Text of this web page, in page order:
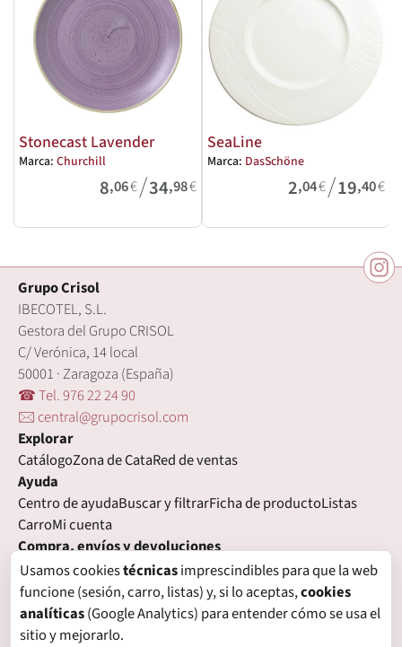
Stonecast Lavender
Marca: Churchill
8,06€/34,98€
SeaLine
Marca: DasSchöne
2,04€/19,40€
Grupo Crisol
IBECOTEL, S.L.
Gestora del Grupo CRISOL
C/ Verónica, 14 local
50001 · Zaragoza (España)
☎ Tel. 976 22 24 90
🖂 central@grupocrisol.com
Explorar
CatálogoZona de CataRed de ventas
Ayuda
Centro de ayudaBuscar y filtrarFicha de productoListas
CarroMi cuenta
Compra, envíos y devoluciones
Condiciones de compraFormas de pagoGastos de envío
Plazos de entregaDevolucionesGarantía
Legal
Aviso legalPrivacidad
Usamos cookiestécnicasimprescindibles para que la web
funcione (sesión, carro, listas) y, si lo aceptas,cookies
analíticas(Google Analytics) para entender cómo se usa el
sitio y mejorarlo.